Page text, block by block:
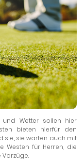
und Wetter sollen hier
bieten hierfür den
sie, sie warten auch mit
Westen für Herren, die